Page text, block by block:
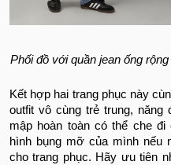
Phối đồ với quần jean ống
Kết hợp hai trang phục này
outfit vô cùng trẻ trung, năng
mập hoàn toàn có thể che
hình bụng mỡ của mình nếu
cho trang phục. Hãy ưu tiên